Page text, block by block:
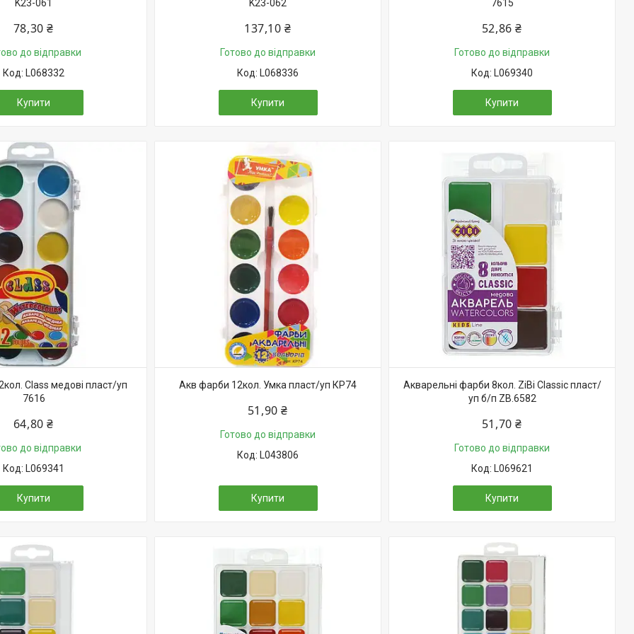
K23-061
78,30 ₴
до відправки
L068332
Купити
K23-062
137,10 ₴
Готово до відправки
L068336
Купити
7615
52,86 ₴
Готово до відправки
L069340
Купити
Class медові пласт/уп
7616
64,80 ₴
до відправки
L069341
Купити
Акв фарби 12кол. Умка пласт/уп КР74
51,90 ₴
Готово до відправки
L043806
Купити
Акварельні фарби 8кол. ZiBi Classic пласт/
уп б/п ZB.6582
51,70 ₴
Готово до відправки
L069621
Купити